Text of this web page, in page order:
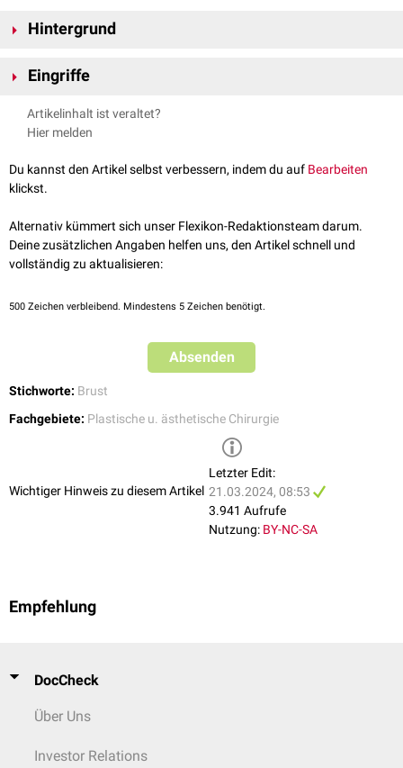
Hintergrund
verschiedene Indikationen. Sie können einer
gibt es eine Vielzahl von speziellen Operationstechniken.
Eingriffe
Bruststraffung (Mastopexie), insbesondere bei
Brustvergrößerung
Brustrekonstruktion
: erfolgt hauptsächlich nach einer
Mastektomie
bei Brustkrebserkrankung
Artikelinhalt ist veraltet?
Hier melden
Du kannst den Artikel selbst verbessern, indem du auf Bearbeiten
klickst.
Alternativ kümmert sich unser Flexikon-Redaktionsteam darum.
Deine zusätzlichen Angaben helfen uns, den Artikel schnell und
vollständig zu aktualisieren:
500 Zeichen verbleibend. Mindestens 5 Zeichen benötigt.
Absenden
Stichworte: Brust
Fachgebiete: Plastische u. ästhetische Chirurgie
Wichtiger Hinweis zu diesem Artikel
Letzter Edit:
21.03.2024, 08:53
3.941 Aufrufe
Nutzung: BY-NC-SA
Empfehlung
DocCheck
Über Uns
Investor Relations